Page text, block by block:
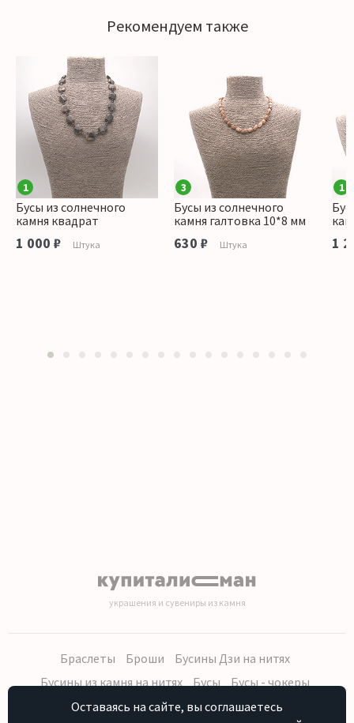
Рекомендуем также
1
Бусы из солнечного
камня квадрат
1 000 ₽ Штука
3
Бусы из солнечного
камня галтовка 10*8 мм
630 ₽ Штука
1
1
украшения и сувениры из камня
Браслеты Броши
Бусины Дзи на нитях
Бусины из камня на нитях
Бусы
Бусы - чокеры
Кольца, серьги
Кулоны
Наборы (бусы, браслет, серьги)
Оставаясь на сайте, вы соглашаетесь